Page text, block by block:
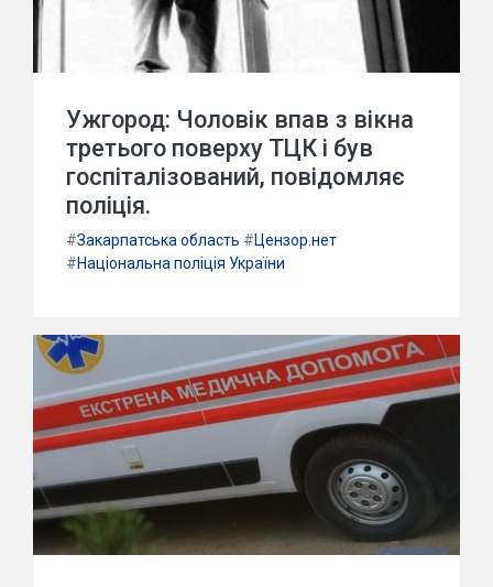
Ужгород: Чоловік впав з вікна
третього поверху ТЦК і був
госпіталізований, повідомляє
поліція.
#Закарпатська область #Цензор.нет
#Національна поліція України